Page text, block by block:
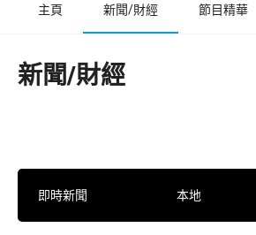
主頁 新聞/財經 節目精華
新聞/財經
即時新聞 本地